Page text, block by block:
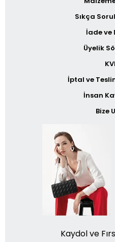
Sıkça
İade ve
Üyelik
İptal ve
İnsan
Bize
Kaydol ve